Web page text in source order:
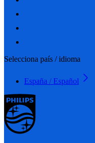
Selecciona país / idioma
España / Español